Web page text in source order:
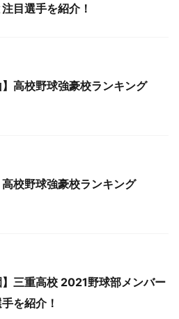
目選手を紹介！
】高校野球強豪校ランキング
高校野球強豪校ランキング
】三重高校 2021野球部メンバー
を紹介！